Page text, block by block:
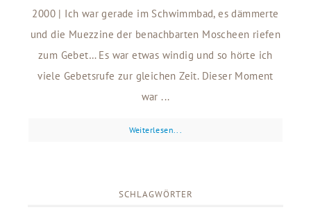
2000 | Ich war gerade im Schwimmbad, es dämmerte
und die Muezzine der benachbarten Moscheen riefen
zum Gebet… Es war etwas windig und so hörte ich
viele Gebetsrufe zur gleichen Zeit. Dieser Moment
war ...
Weiterlesen...
SCHLAGWÖRTER